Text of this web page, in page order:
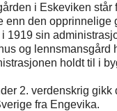
i Eskeviken står
enn den opprinnelige
i 1919 sin
og lennsmansgård
holdt til i
2. verdenskrig gikk
fra Engevika.